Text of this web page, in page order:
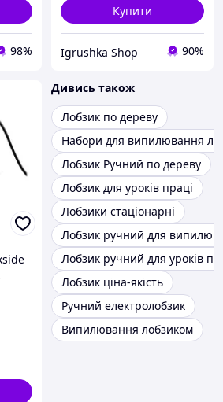
98%
Купити
Igrushka Shop 90%
Дивись також
Лобзик по дереву
Набори для випилювання
Лобзик Ручний по дереву
Лобзик для уроків праці
Лобзики стаціонарні
Лобзик ручний для
Лобзик ручний для уроків
Лобзик ціна-якість
Ручний електролобзик
Випилювання лобзиком